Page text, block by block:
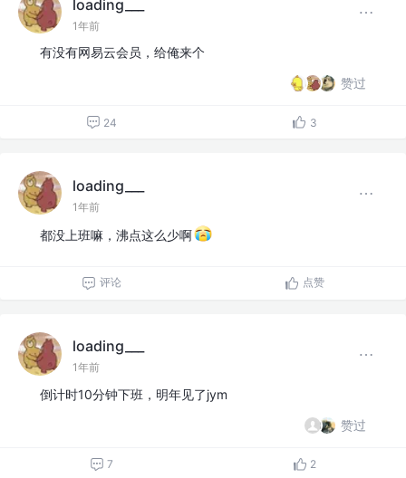
loading___
1年前
有没有网易云会员，给俺来个
赞过
24 3
loading___
1年前
都没上班嘛，沸点这么少啊
评论 点赞
loading___
1年前
倒计时10分钟下班，明年见了jym
赞过
7 2